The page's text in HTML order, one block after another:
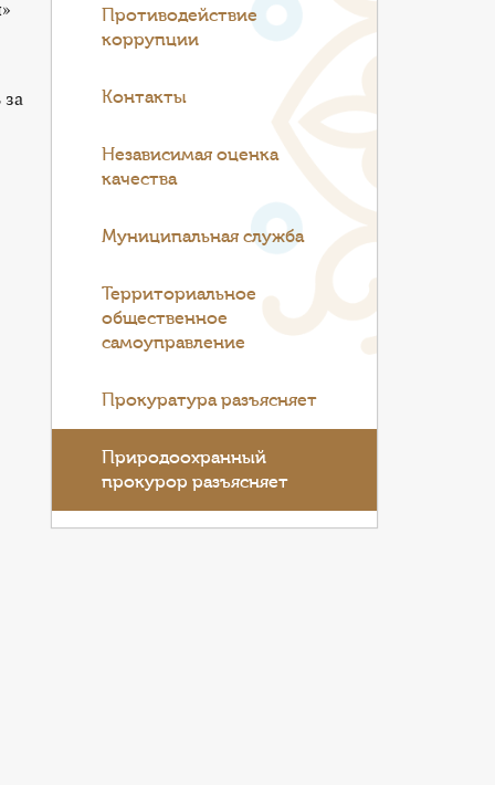
Противодействие
коррупции
Контакты
Независимая оценка
качества
Муниципальная служба
Территориальное
общественное
самоуправление
Прокуратура разъясняет
Природоохранный
прокурор разъясняет